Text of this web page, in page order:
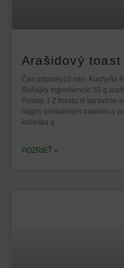
Arašidový toast
Čas prípravy10 min. Kuchyňa
Raňajky Ingrediencie 50 g
Postup 1 Z toastu si spravíme
najprv arašidovým maslom a
kolieska a
POZRIEŤ »